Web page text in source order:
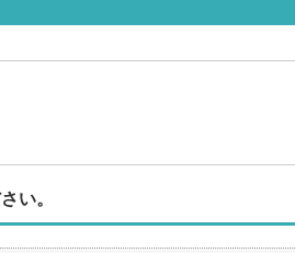
い。